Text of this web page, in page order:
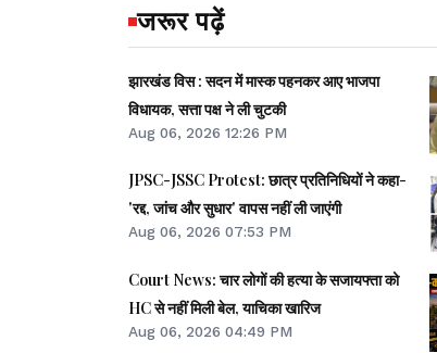
जरूर पढ़ें
झारखंड विस : सदन में मास्क पहनकर आए भाजपा
विधायक, सत्ता पक्ष ने ली चुटकी
Aug 06, 2026 12:26 PM
JPSC-JSSC Protest: छात्र प्रतिनिधियों ने कहा-
'रद्द, जांच और सुधार' वापस नहीं ली जाएंगी
Aug 06, 2026 07:53 PM
Court News: चार लोगों की हत्या के सजायफ्ता को
HC से नहीं मिली बेल, याचिका खारिज
Aug 06, 2026 04:49 PM